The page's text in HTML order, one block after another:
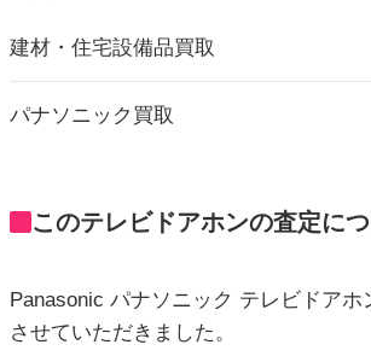
建材・住宅設備品買取
パナソニック買取
このテレビドアホンの査定に
Panasonic パナソニック テレビドア
させていただきました。